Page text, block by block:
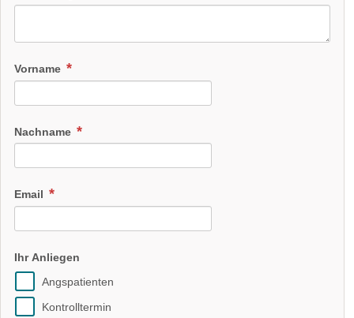
Vorname
Nachname
Email
Ihr Anliegen
Angspatienten
Kontrolltermin